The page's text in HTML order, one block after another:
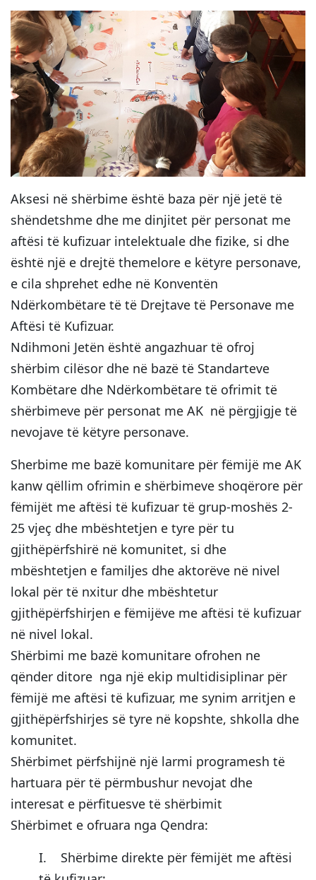
Aksesi në shërbime është baza për një jetë të
shëndetshme dhe me dinjitet për personat me
aftësi të kufizuar intelektuale dhe fizike, si dhe
është një e drejtë themelore e këtyre personave,
e cila shprehet edhe në Konventën
Ndërkombëtare të të Drejtave të Personave me
Aftësi të Kufizuar.
Ndihmoni Jetën është angazhuar të ofroj
shërbim cilësor dhe në bazë të Standarteve
Kombëtare dhe Ndërkombëtare të ofrimit të
shërbimeve për personat me AK në përgjigje të
nevojave të këtyre personave.
Sherbime me bazë komunitare për fëmijë me AK
kanw qëllim ofrimin e shërbimeve shoqërore për
fëmijët me aftësi të kufizuar të grup-moshës 2-
25 vjeç dhe mbështetjen e tyre për tu
gjithëpërfshirë në komunitet, si dhe
mbështetjen e familjes dhe aktorëve në nivel
lokal për të nxitur dhe mbështetur
gjithëpërfshirjen e fëmijëve me aftësi të kufizuar
në nivel lokal.
Shërbimi me bazë komunitare ofrohen ne
qënder ditore nga një ekip multidisiplinar për
fëmijë me aftësi të kufizuar, me synim arritjen e
gjithëpërfshirjes së tyre në kopshte, shkolla dhe
komunitet.
Shërbimet përfshijnë një larmi programesh të
hartuara për të përmbushur nevojat dhe
interesat e përfituesve të shërbimit
Shërbimet e ofruara nga Qendra:
I. Shërbime direkte për fëmijët me aftësi